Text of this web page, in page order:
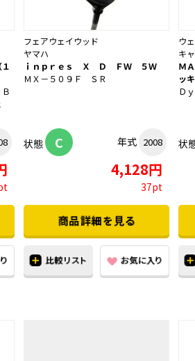
フェアウェイウッド
ヤマハ
ｉｎｐｒｅｓ Ｘ Ｄ ＦＷ ５Ｗ
ＭＸ－５０９Ｆ ＳＲ
状態 C 年式 2008
4,128円
37pt
ウ
キ
Ｍ
ッ
Ｄ
状